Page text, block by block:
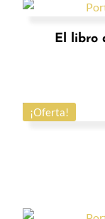
El libro
¡Oferta!